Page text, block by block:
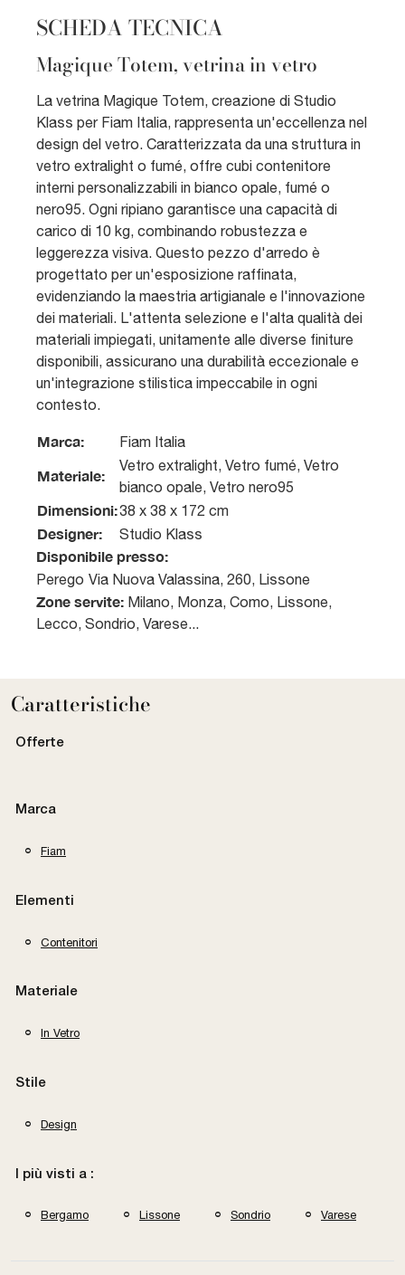
SCHEDA TECNICA
Magique Totem, vetrina in vetro
La vetrina Magique Totem, creazione di Studio
Klass per Fiam Italia, rappresenta un'eccellenza nel
design del vetro. Caratterizzata da una struttura in
vetro extralight o fumé, offre cubi contenitore
interni personalizzabili in bianco opale, fumé o
nero95. Ogni ripiano garantisce una capacità di
carico di 10 kg, combinando robustezza e
leggerezza visiva. Questo pezzo d'arredo è
progettato per un'esposizione raffinata,
evidenziando la maestria artigianale e l'innovazione
dei materiali. L'attenta selezione e l'alta qualità dei
materiali impiegati, unitamente alle diverse finiture
disponibili, assicurano una durabilità eccezionale e
un'integrazione stilistica impeccabile in ogni
contesto.
Marca: Fiam Italia
Materiale:
Vetro extralight, Vetro fumé, Vetro
bianco opale, Vetro nero95
Dimensioni:38 x 38 x 172 cm
Designer: Studio Klass
Disponibile presso:
Perego Via Nuova Valassina, 260, Lissone
Zone servite: Milano, Monza, Como, Lissone,
Lecco, Sondrio, Varese...
Caratteristiche
Offerte
Marca
Fiam
Elementi
Contenitori
Materiale
In Vetro
Stile
Design
I più visti a :
Bergamo Lissone Sondrio Varese